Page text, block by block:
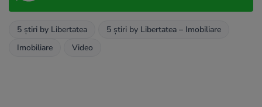
5 știri by Libertatea
5 știri by Libertatea – Imobiliare
Imobiliare
Video